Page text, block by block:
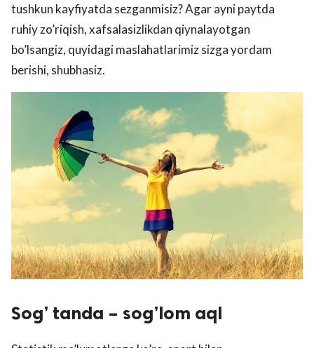
tushkun kayfiyatda sezganmisiz? Agar ayni paytda
ruhiy zo’riqish, xafsalasizlikdan qiynalayotgan
bo’lsangiz, quyidagi maslahatlarimiz sizga yordam
berishi, shubhasiz.
Sog’ tanda – sog’lom aql